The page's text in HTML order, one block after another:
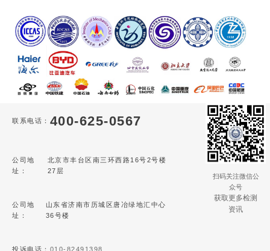
联系电话： 400-625-0567
公司地
址：
北京市丰台区南三环西路16号2号楼
27层
公司地
址：
山东省济南市历城区唐冶绿地汇中心
36号楼
投诉电话： 010-82491398
扫码关注微信公
众号
获取更多检测
资讯